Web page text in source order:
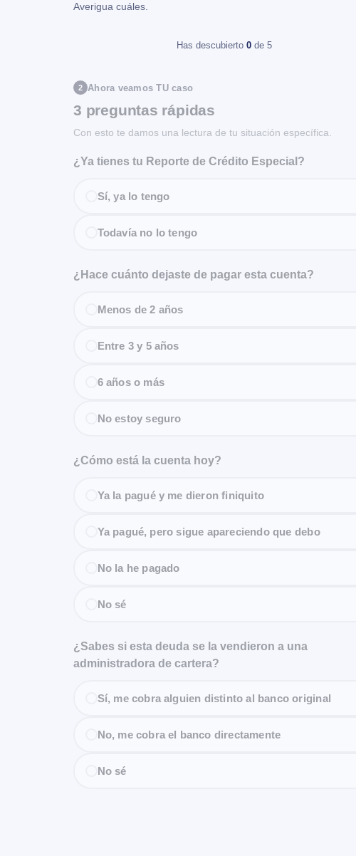
Averigua cuáles.
Has descubierto 0 de 5
2 Ahora veamos TU caso
3 preguntas rápidas
Con esto te damos una lectura de tu situación específica.
¿Ya tienes tu Reporte de Crédito Especial?
Sí, ya lo tengo
Todavía no lo tengo
¿Hace cuánto dejaste de pagar esta cuenta?
Menos de 2 años
Entre 3 y 5 años
6 años o más
No estoy seguro
¿Cómo está la cuenta hoy?
Ya la pagué y me dieron finiquito
Ya pagué, pero sigue apareciendo que debo
No la he pagado
No sé
¿Sabes si esta deuda se la vendieron a una
administradora de cartera?
Sí, me cobra alguien distinto al banco original
No, me cobra el banco directamente
No sé